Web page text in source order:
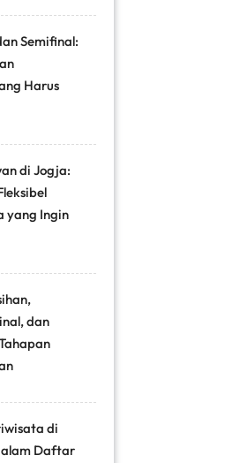
Semifinal:
Harus
di Jogja:
yang Ingin
dan
di
Daftar